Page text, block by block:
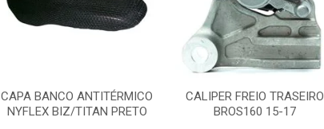
CAPA BANCO ANTITÉRMICO
NYFLEX BIZ/TITAN PRETO
CALIPER FREIO TRASEIRO
BROS160 15-17